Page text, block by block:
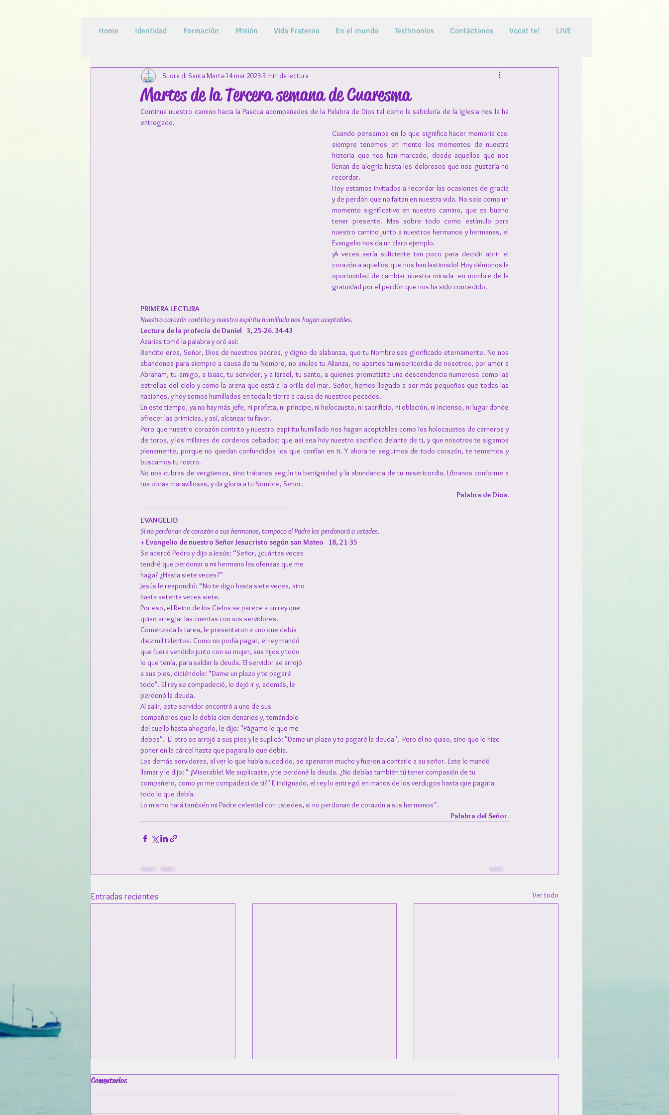
Home Identidad Formación Misión Vida Fraterna En el mundo Testimonios Contáctanos Vocat te! LIVE
Martes de la Tercera semana de Cuaresma
Suore di Santa Marta 14 mar 2023 3 min de lectura
Continua nuestro camino hacia la Pascua acompañados de la Palabra de Dios tal como la sabiduría de la Iglesia nos la ha
entregado.
Cuando pensamos en lo que significa hacer memoria casi
siempre tenemos en mente los momentos de nuestra
historia que nos han marcado, desde aquellos que nos
llenan de alegría hasta los dolorosos que nos gustaría no
recordar.
Hoy estamos invitados a recordar las ocasiones de gracia
y de perdón que no faltan en nuestra vida. No solo como un
momento significativo en nuestro camino, que es bueno
tener presente. Mas sobre todo como estímulo para
nuestro camino junto a nuestros hermanos y hermanas, el
Evangelio nos da un claro ejemplo.
¡A veces sería suficiente tan poco para decidir abrir el
corazón a aquellos que nos han lastimado! Hoy démonos la
oportunidad de cambiar nuestra mirada  en nombre de la
gratuidad por el perdón que nos ha sido concedido.
PRIMERA LECTURA
Nuestro corazón contrito y nuestro espíritu humillado nos hagan aceptables.
Lectura de la profecía de Daniel   3, 25-26. 34-43
Azarías tomó la palabra y oró así:
Bendito eres, Señor, Dios de nuestros padres, y digno de alabanza, que tu Nombre sea glorificado eternamente. No nos
abandones para siempre a causa de tu Nombre, no anules tu Alianza, no apartes tu misericordia de nosotros, por amor a
Abraham, tu amigo, a Isaac, tu servidor, y a Israel, tu santo, a quienes prometiste una descendencia numerosa como las
estrellas del cielo y como la arena que está a la orilla del mar. Señor, hemos llegado a ser más pequeños que todas las
naciones, y hoy somos humillados en toda la tierra a causa de nuestros pecados.
En este tiempo, ya no hay más jefe, ni profeta, ni príncipe, ni holocausto, ni sacrificio, ni oblación, ni incienso, ni lugar donde
ofrecer las primicias, y así, alcanzar tu favor.
Pero que nuestro corazón contrito y nuestro espíritu humillado nos hagan aceptables como los holocaustos de carneros y
de toros, y los millares de corderos cebados; que así sea hoy nuestro sacrificio delante de ti, y que nosotros te sigamos
plenamente, porque no quedan confundidos los que confían en ti. Y ahora te seguimos de todo corazón, te tememos y
buscamos tu rostro.
No nos cubras de vergüenza, sino trátanos según tu benignidad y la abundancia de tu misericordia. Líbranos conforme a
tus obras maravillosas, y da gloria a tu Nombre, Señor.
Palabra de Dios.
EVANGELIO
Si no perdonan de corazón a sus hermanos, tampoco el Padre los perdonará a ustedes.
+ Evangelio de nuestro Señor Jesucristo según san Mateo   18, 21-35
Se acercó Pedro y dijo a Jesús: “Señor, ¿cuántas veces
tendré que perdonar a mi hermano las ofensas que me
haga? ¿Hasta siete veces?”
Jesús le respondió: “No te digo hasta siete veces, sino
hasta setenta veces siete.
Por eso, el Reino de los Cielos se parece a un rey que
quiso arreglar las cuentas con sus servidores.
Comenzada la tarea, le presentaron a uno que debía
diez mil talentos. Como no podía pagar, el rey mandó
que fuera vendido junto con su mujer, sus hijos y todo
lo que tenía, para saldar la deuda. El servidor se arrojó
a sus pies, diciéndole: "Dame un plazo y te pagaré
todo". El rey se compadeció, lo dejó ir y, además, le
perdonó la deuda.
Al salir, este servidor encontró a uno de sus
compañeros que le debía cien denarios y, tomándolo
del cuello hasta ahogarlo, le dijo: "Págame lo que me
debes".  El otro se arrojó a sus pies y le suplicó: "Dame un plazo y te pagaré la deuda".  Pero él no quiso, sino que lo hizo
poner en la cárcel hasta que pagara lo que debía.
Los demás servidores, al ver lo que había sucedido, se apenaron mucho y fueron a contarlo a su señor. Este lo mandó
llamar y le dijo: " ¡Miserable! Me suplicaste, y te perdoné la deuda. ¿No debías también tú tener compasión de tu
compañero, como yo me compadecí de ti?" E indignado, el rey lo entregó en manos de los verdugos hasta que pagara
todo lo que debía.
Lo mismo hará también mi Padre celestial con ustedes, si no perdonan de corazón a sus hermanos”.
Palabra del Señor.
Entradas recientes Ver todo
Comentarios